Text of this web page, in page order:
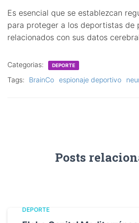
Es esencial que se establezcan
para proteger a los deportistas de
relacionados con sus datos
Categorias: DEPORTE
Tags: BrainCo espionaje deportivo
Posts
DEPORTE